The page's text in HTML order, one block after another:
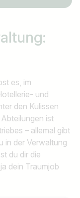
es, im
und
den Kulissen
ist
– allemal gibt
in der Verwaltung
du dir die
dein Traumjob